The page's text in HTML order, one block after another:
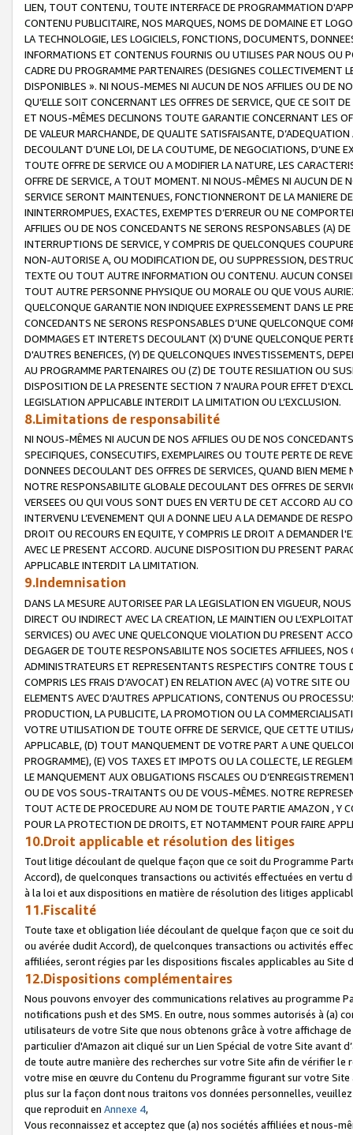
LIEN, TOUT CONTENU, TOUTE INTERFACE DE PROGRAMMATION
CONTENU PUBLICITAIRE, NOS MARQUES, NOMS DE DOMAINE ET
LA TECHNOLOGIE, LES LOGICIELS, FONCTIONS, DOCUMENTS,
INFORMATIONS ET CONTENUS FOURNIS OU UTILISES PAR NOUS OU
CADRE DU PROGRAMME PARTENAIRES (DESIGNES COLLECTIVEMENT
DISPONIBLES ». NI NOUS-MEMES NI AUCUN DE NOS AFFILIES OU DE
QU’ELLE SOIT CONCERNANT LES OFFRES DE SERVICE, QUE CE SOIT
ET NOUS-MÊMES DECLINONS TOUTE GARANTIE CONCERNANT LES
DE VALEUR MARCHANDE, DE QUALITE SATISFAISANTE,
DECOULANT D’UNE LOI, DE LA COUTUME, DE NEGOCIATIONS, D’UNE
TOUTE OFFRE DE SERVICE OU A MODIFIER LA NATURE, LES
OFFRE DE SERVICE, A TOUT MOMENT. NI NOUS-MÊMES NI AUCUN DE
SERVICE SERONT MAINTENUES, FONCTIONNERONT DE LA MANIERE
ININTERROMPUES, EXACTES, EXEMPTES D’ERREUR OU NE
AFFILIES OU DE NOS CONCEDANTS NE SERONS RESPONSABLES (A)
INTERRUPTIONS DE SERVICE, Y COMPRIS DE QUELCONQUES
NON-AUTORISE A, OU MODIFICATION DE, OU SUPPRESSION,
TEXTE OU TOUT AUTRE INFORMATION OU CONTENU. AUCUN
TOUT AUTRE PERSONNE PHYSIQUE OU MORALE OU QUE VOUS
QUELCONQUE GARANTIE NON INDIQUEE EXPRESSEMENT DANS LE
CONCEDANTS NE SERONS RESPONSABLES D’UNE QUELCONQUE
DOMMAGES ET INTERETS DECOULANT (X) D'UNE QUELCONQUE
D'AUTRES BENEFICES, (Y) DE QUELCONQUES INVESTISSEMENTS,
AU PROGRAMME PARTENAIRES OU (Z) DE TOUTE RESILIATION OU
DISPOSITION DE LA PRESENTE SECTION 7 N'AURA POUR EFFET
LEGISLATION APPLICABLE INTERDIT LA LIMITATION OU L’EXCLUSION.
8.Limitations de responsabilité
NI NOUS-MÊMES NI AUCUN DE NOS AFFILIES OU DE NOS
SPECIFIQUES, CONSECUTIFS, EXEMPLAIRES OU TOUTE PERTE DE
DONNEES DECOULANT DES OFFRES DE SERVICES, QUAND BIEN
NOTRE RESPONSABILITE GLOBALE DECOULANT DES OFFRES DE
VERSEES OU QUI VOUS SONT DUES EN VERTU DE CET ACCORD AU
INTERVENU L’EVENEMENT QUI A DONNE LIEU A LA DEMANDE DE
DROIT OU RECOURS EN EQUITE, Y COMPRIS LE DROIT A DEMANDER
AVEC LE PRESENT ACCORD. AUCUNE DISPOSITION DU PRESENT
APPLICABLE INTERDIT LA LIMITATION.
9.Indemnisation
DANS LA MESURE AUTORISEE PAR LA LEGISLATION EN VIGUEUR,
DIRECT OU INDIRECT AVEC LA CREATION, LE MAINTIEN OU
SERVICES) OU AVEC UNE QUELCONQUE VIOLATION DU PRESENT
DEGAGER DE TOUTE RESPONSABILITE NOS SOCIETES AFFILIEES,
ADMINISTRATEURS ET REPRESENTANTS RESPECTIFS CONTRE
COMPRIS LES FRAIS D’AVOCAT) EN RELATION AVEC (A) VOTRE SITE
ELEMENTS AVEC D’AUTRES APPLICATIONS, CONTENUS OU
PRODUCTION, LA PUBLICITE, LA PROMOTION OU LA
VOTRE UTILISATION DE TOUTE OFFRE DE SERVICE, QUE CETTE
APPLICABLE, (D) TOUT MANQUEMENT DE VOTRE PART A UNE
PROGRAMME), (E) VOS TAXES ET IMPOTS OU LA COLLECTE, LE
LE MANQUEMENT AUX OBLIGATIONS FISCALES OU
OU DE VOS SOUS-TRAITANTS OU DE VOUS-MÊMES. NOTRE
TOUT ACTE DE PROCEDURE AU NOM DE TOUTE PARTIE AMAZON , Y
POUR LA PROTECTION DE DROITS, ET NOTAMMENT POUR FAIRE
10.Droit applicable et résolution des litiges
Tout litige découlant de quelque façon que ce soit du Programme
Accord), de quelconques transactions ou activités effectuées en vertu
à la loi et aux dispositions en matière de résolution des litiges
11.Fiscalité
Toute taxe et obligation liée découlant de quelque façon que ce soit
ou avérée dudit Accord), de quelconques transactions ou activités
affiliées, seront régies par les dispositions fiscales applicables au Site
12.Dispositions complémentaires
Nous pouvons envoyer des communications relatives au programme
notifications push et des SMS. En outre, nous sommes autorisés à
utilisateurs de votre Site que nous obtenons grâce à votre affichage
particulier d'Amazon ait cliqué sur un Lien Spécial de votre Site avant
de toute autre manière des recherches sur votre Site afin de vérifier
votre mise en œuvre du Contenu du Programme figurant sur votre
plus sur la façon dont nous traitons vos données personnelles,
que reproduit en Annexe 4,
Vous reconnaissez et acceptez que (a) nos sociétés affiliées et nous-